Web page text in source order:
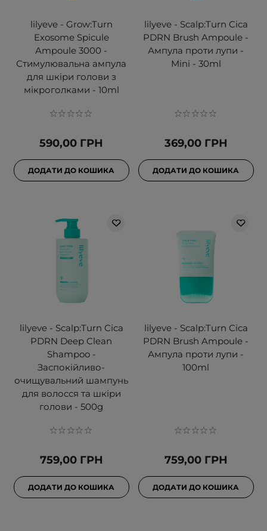
lilyeve - Grow:Turn
Exosome Spicule
Ampoule 3000 -
Стимулювальна ампула
для шкіри голови з
мікроголками - 10ml
590,00 ГРН
ДОДАТИ ДО КОШИКА
lilyeve - Scalp:Turn Cica
PDRN Brush Ampoule -
Ампула проти лупи -
Mini - 30ml
369,00 ГРН
ДОДАТИ ДО КОШИКА
lilyeve - Scalp:Turn Cica
PDRN Deep Clean
Shampoo -
Заспокійливо-
очищувальний шампунь
для волосся та шкіри
голови - 500g
759,00 ГРН
ДОДАТИ ДО КОШИКА
lilyeve - Scalp:Turn Cica
PDRN Brush Ampoule -
Ампула проти лупи -
100ml
759,00 ГРН
ДОДАТИ ДО КОШИКА